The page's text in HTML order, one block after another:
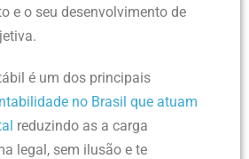
e o seu desenvolvimento de
é um dos principais
no Brasil que atuam
reduzindo as a carga
legal, sem ilusão e te